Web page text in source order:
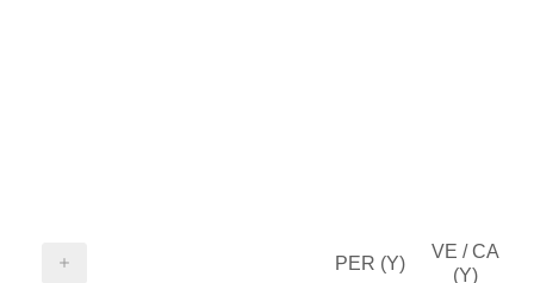
PER (Y)
VE / CA
(Y)